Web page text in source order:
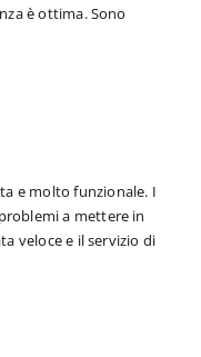
è ottima. Sono
e molto funzionale. I
a mettere in
veloce e il servizio di